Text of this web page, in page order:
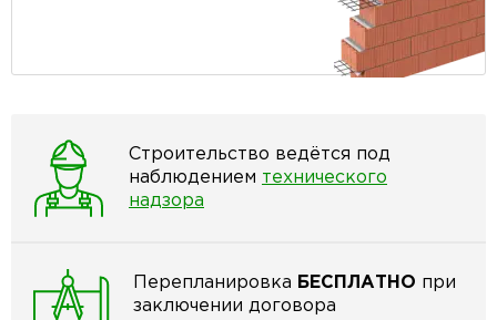
Строительство ведётся под
наблюдением технического
надзора
Перепланировка БЕСПЛАТНО при
заключении договора